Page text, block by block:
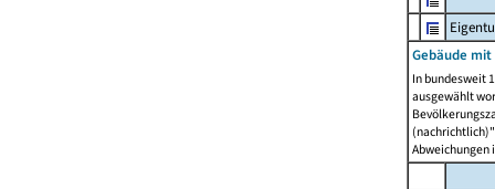
Gebäude
In bundesweit
ausgewählt
Abweichungen